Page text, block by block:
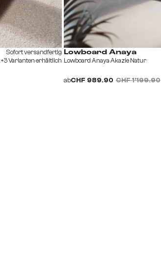
Sofort versandfertig
+3 Varianten erhältlich
Lowboard Anaya
Lowboard Anaya Akazie Natur
abCHF 989.90 CHF 1’199.90